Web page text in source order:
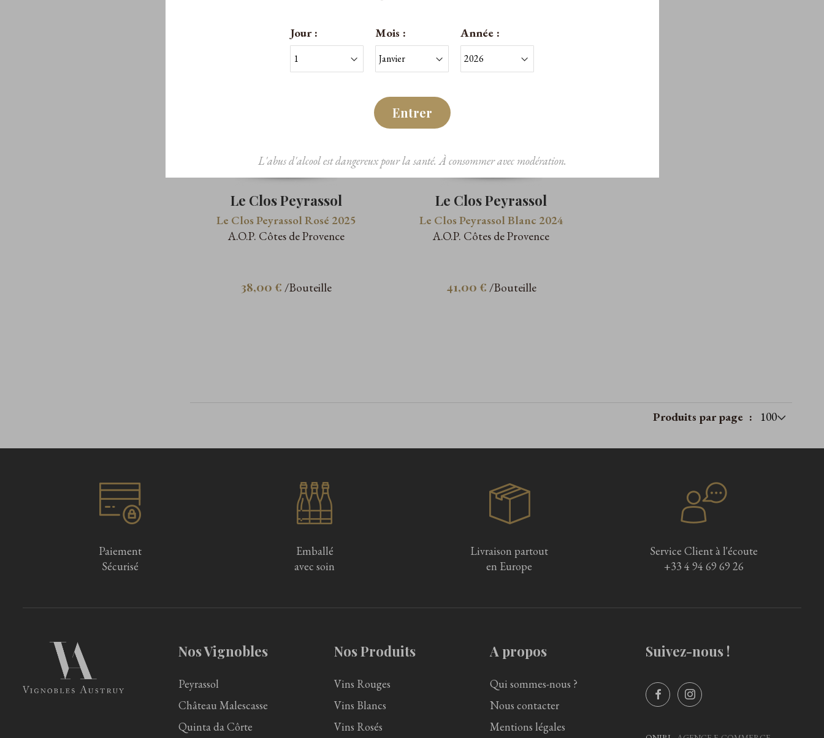
Jour : Mois : Année :
Entrer
L'abus d'alcool est dangereux pour la santé. À consommer avec modération.
Le Clos Peyrassol
Le Clos Peyrassol Rosé 2025
A.O.P. Côtes de Provence
38,00 € /Bouteille
Le Clos Peyrassol
Le Clos Peyrassol Blanc 2024
A.O.P. Côtes de Provence
41,00 € /Bouteille
Produits par page
Paiement
Sécurisé
Emballé
avec soin
Livraison partout
en Europe
Service Client à l'écoute
+33 4 94 69 69 26
Nos Vignobles
Peyrassol
Château Malescasse
Quinta da Côrte
Nos Produits
Vins Rouges
Vins Blancs
Vins Rosés
A propos
Qui sommes-nous ?
Nous contacter
Mentions légales
Suivez-nous !